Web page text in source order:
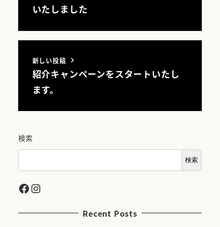
いたしました
新しい投稿
紹介キャンペーンをスタートいたし
ます。
検索
検索
Facebook Instagram
Recent Posts